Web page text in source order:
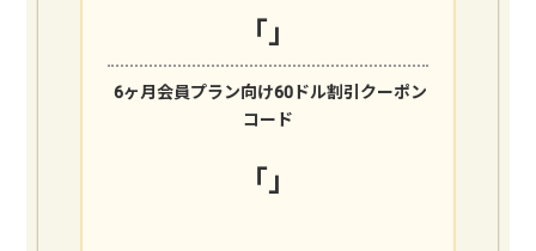
「」
6ヶ月会員プラン向け60ドル割引クーポン
コード
「」